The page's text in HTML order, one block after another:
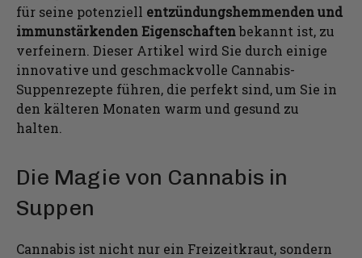
für seine potenziell entzündungshemmenden und
immunstärkenden Eigenschaftenbekannt ist, zu
verfeinern. Dieser Artikel wird Sie durch einige
innovative und geschmackvolle Cannabis-
Suppenrezepte führen, die perfekt sind, um Sie in
den kälteren Monaten warm und gesund zu
halten.
Die Magie von Cannabis in
Suppen
Cannabis ist nicht nur ein Freizeitkraut, sondern